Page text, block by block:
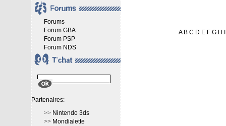
Forums
Forum GBA
Forum PSP
Forum NDS
Partenaires:
>> Nintendo 3ds
>> Mondialette
A B C D E F G H